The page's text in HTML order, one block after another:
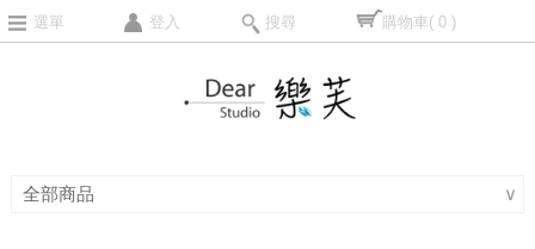
選單 登入 搜尋 購物車( 0 )
全部商品 ∨